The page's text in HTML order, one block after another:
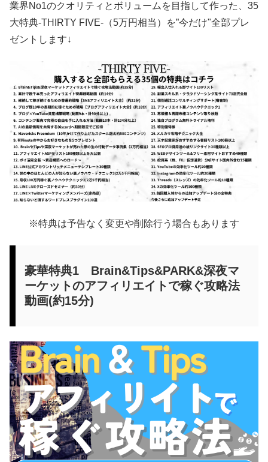
業界No1のクオリティとボリュームを目指して作った、35
大特典-THIRTY FIVE-（5万円相当）を”今だけ"全部プレ
ゼントします↓
※特典は予告なく変更や削除行う場合もあります
豪華特典1 Brain&Tips&PARK&深夜マ
ーケットのアフィリエイトで稼ぐ攻略法
動画(約15分)